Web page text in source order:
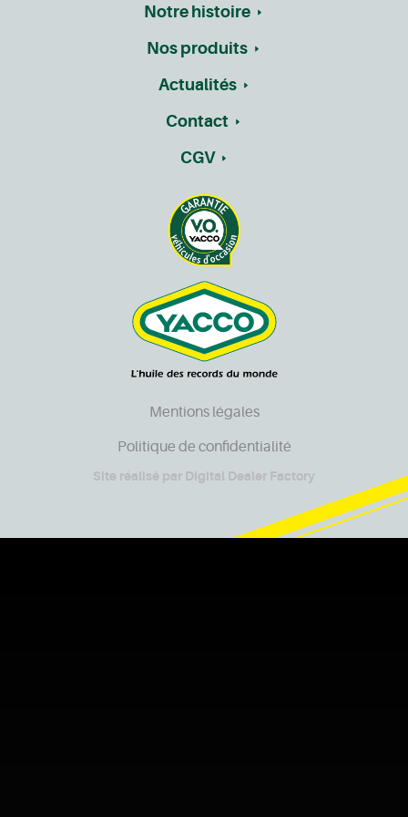
Notre histoire
Nos produits
Actualités
Contact
CGV
Mentions légales
Politique de confidentialité
Site réalisé par Digital Dealer Factory